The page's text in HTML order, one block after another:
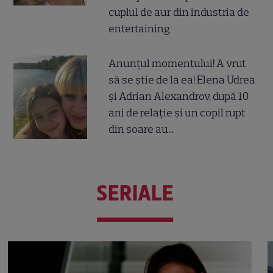
cuplul de aur din industria de
entertaining
Anunțul momentului! A vrut
să se știe de la ea! Elena Udrea
și Adrian Alexandrov, după 10
ani de relație și un copil rupt
din soare au...
SERIALE